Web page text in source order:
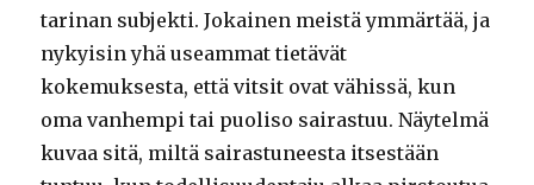
tarinan subjekti. Jokainen meistä ymmärtää, ja
nykyisin yhä useammat tietävät
kokemuksesta, että vitsit ovat vähissä, kun
oma vanhempi tai puoliso sairastuu. Näytelmä
kuvaa sitä, miltä sairastuneesta itsestään